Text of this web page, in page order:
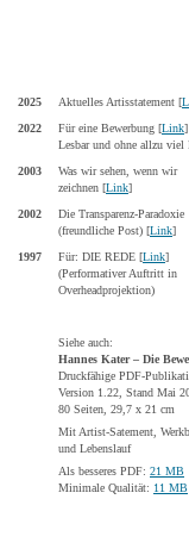
2025 Aktuelles Artisstatement [
2022
Für eine Bewerbung [Link]
Lesbar und ohne allzu viel
2003
Was wir sehen, wenn wir
zeichnen [Link]
2002
Die Transparenz-Paradoxie
(freundliche Post) [Link]
1997
Für: DIE REDE [Link]
(Performativer Auftritt in
Overheadprojektion)
Siehe auch:
Hannes Kater – Die
Druckfähige PDF-
Version 1.22, Stand Mai
80 Seiten, 29,7 x 21 cm
Mit Artist-Satement,
und Lebenslauf
Als besseres PDF: 21 MB
Minimale Qualität: 11 MB